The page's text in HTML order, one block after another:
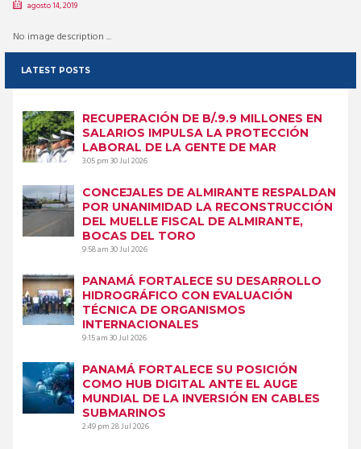
agosto 14, 2019
No image description ...
LATEST POSTS
RECUPERACIÓN DE B/.9.9 MILLONES EN
SALARIOS IMPULSA LA PROTECCIÓN
LABORAL DE LA GENTE DE MAR
3:05 pm30 Jul 2026
CONCEJALES DE ALMIRANTE RESPALDAN
POR UNANIMIDAD LA RECONSTRUCCIÓN
DEL MUELLE FISCAL DE ALMIRANTE,
BOCAS DEL TORO
9:58 am30 Jul 2026
PANAMÁ FORTALECE SU DESARROLLO
HIDROGRÁFICO CON EVALUACIÓN
TÉCNICA DE ORGANISMOS
INTERNACIONALES
9:15 am30 Jul 2026
PANAMÁ FORTALECE SU POSICIÓN
COMO HUB DIGITAL ANTE EL AUGE
MUNDIAL DE LA INVERSIÓN EN CABLES
SUBMARINOS
2:49 pm28 Jul 2026